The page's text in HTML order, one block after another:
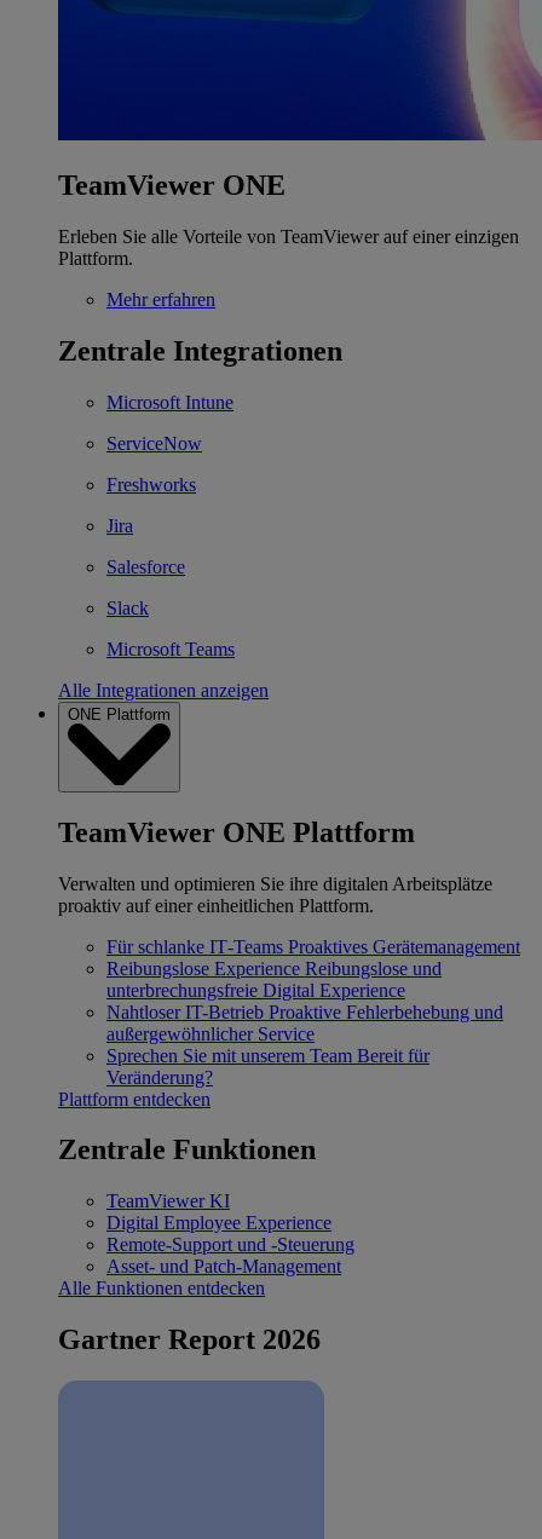
TeamViewer ONE
Erleben Sie alle Vorteile von TeamViewer auf einer einzigen
Plattform.
Mehr erfahren
Zentrale Integrationen
Microsoft Intune
ServiceNow
Freshworks
Jira
Salesforce
Slack
Microsoft Teams
Alle Integrationen anzeigen
ONE Plattform
TeamViewer ONE Plattform
Verwalten und optimieren Sie ihre digitalen Arbeitsplätze
proaktiv auf einer einheitlichen Plattform.
Für schlanke IT‐Teams Proaktives Gerätemanagement
Reibungslose Experience Reibungslose und
unterbrechungsfreie Digital Experience
Nahtloser IT-Betrieb Proaktive Fehlerbehebung und
außergewöhnlicher Service
Sprechen Sie mit unserem Team Bereit für
Veränderung?
Plattform entdecken
Zentrale Funktionen
TeamViewer KI
Digital Employee Experience
Remote-Support und -Steuerung
Asset- und Patch-Management
Alle Funktionen entdecken
Gartner Report 2026